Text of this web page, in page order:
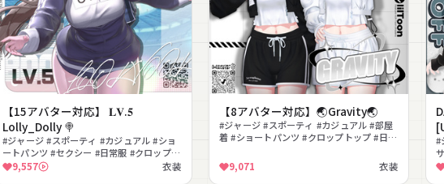
【15アバター対応】 𝐋𝐕.𝟓
Lolly_Dolly 🍭
#ジャージ #スポーティ #カジュアル #ショ
ートパンツ #セクシー #日常服 #クロップト
ップ #メガネ
9,557 衣装
【8アバター対応】🌏Gravity🌏
#ジャージ #スポーティ #カジュアル #部屋
着 #ショートパンツ #クロップトップ #日常
9,071
衣装
#